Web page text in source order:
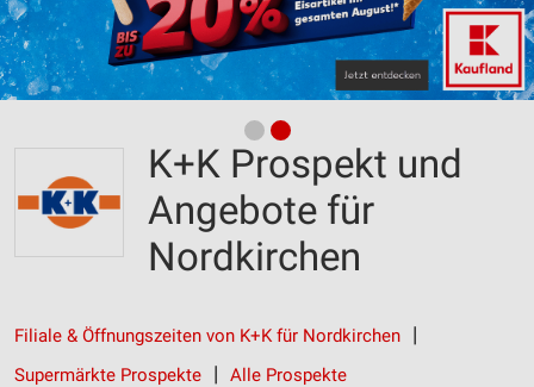
K+K Prospekt und
Angebote für
Nordkirchen
Filiale & Öffnungszeiten von K+K für Nordkirchen
Supermärkte Prospekte
Alle Prospekte